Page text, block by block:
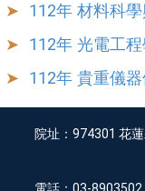
112年 材料科
112年 光電工
112年 貴重儀
院址：974301 花